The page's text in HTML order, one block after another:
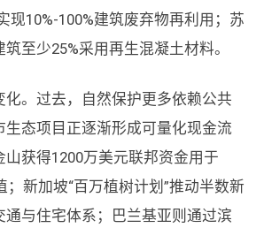
现10%-100%建筑废弃物再利用；苏
至少25%采用再生混凝土材料。
化。过去，自然保护更多依赖公共
生态项目正逐渐形成可量化现金流
山获得1200万美元联邦资金用于
；新加坡“百万植树计划”推动半数新
通与住宅体系；巴兰基亚则通过滨